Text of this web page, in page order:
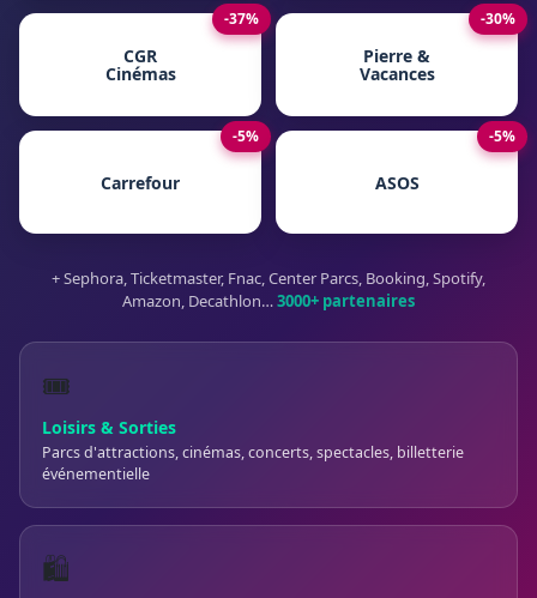
-37%
CGR
Cinémas
-30%
Pierre &
Vacances
-5%
Carrefour
-5%
ASOS
+ Sephora, Ticketmaster, Fnac, Center Parcs, Booking, Spotify,
Amazon, Decathlon…3000+ partenaires
🎟️
Loisirs & Sorties
Parcs d'attractions, cinémas, concerts, spectacles, billetterie
événementielle
🛍️